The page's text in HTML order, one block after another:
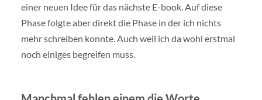
einer neuen Idee für das nächste E-book. Auf diese
Phase folgte aber direkt die Phase in der ich nichts
mehr schreiben konnte. Auch weil ich da wohl erstmal
noch einiges begreifen muss.